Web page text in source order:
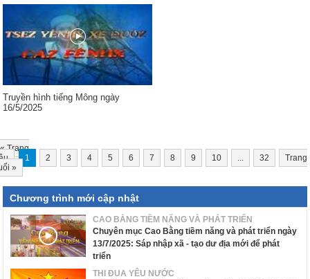
Truyền hình tiếng Mông ngày
16/5/2025
«Trang
1 2 3 4 5 6 7 8 9 10 ... 32
Trang
»
Chương trình mới cập nhật
CAO BẰNG TIỀM NĂNG VÀ PHÁT TRIỂN
Chuyên mục Cao Bằng tiềm năng và phát triển ngày
13/7/2025: Sáp nhập xã - tạo dư địa mới để phát
triển
THI ĐUA YÊU NƯỚC